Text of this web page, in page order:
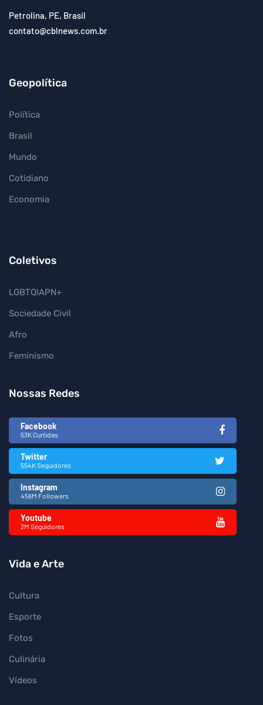
Petrolina, PE, Brasil
contato@cblnews.com.br
Geopolítica
Política
Brasil
Mundo
Cotidiano
Economia
Coletivos
LGBTQIAPN+
Sociedade Civil
Afro
Feminismo
Nossas Redes
Facebook
53K Curtidas
Twitter
554K Seguidores
Instagram
456M Followers
Youtube
2M Seguidores
Vida e Arte
Cultura
Esporte
Fotos
Culinária
Vídeos